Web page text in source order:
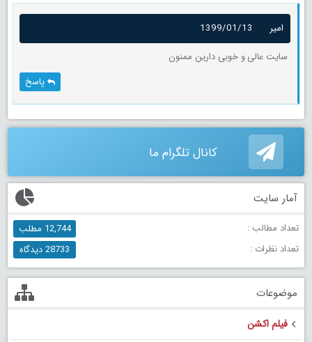
امیر
1399/01/13
سایت عالی و خوبی دارین ممنون
پاسخ
کانال تلگرام ما
آمار سایت
تعداد مطالب :
12,744 مطلب
تعداد نظرات :
28733 دیدگاه
موضوعات
فیلم اکشن